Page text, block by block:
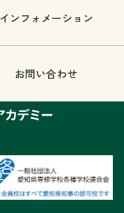
インフォメーション
お問い合わせ